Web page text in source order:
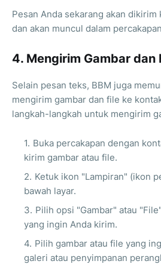
Pesan Anda sekarang akan
dan akan muncul dalam
4. Mengirim Gambar dan
Selain pesan teks, BBM juga
mengirim gambar dan file ke
langkah-langkah untuk mengirim
Buka percakapan dengan
kirim gambar atau file.
Ketuk ikon "Lampiran" (ikon
bawah layar.
Pilih opsi "Gambar" atau
yang ingin Anda kirim.
Pilih gambar atau file yang
galeri atau penyimpanan